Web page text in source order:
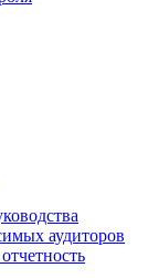
аудиторов